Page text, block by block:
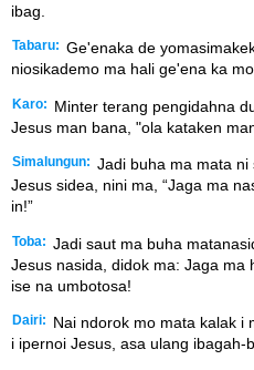
ibag.
Tabaru: Ge'enaka de
niosikademo ma hali ge'ena ka
Karo:
Minter terang pengidahna
Jesus man bana, "ola kataken
Simalungun: Jadi buha ma mata
Jesus sidea, nini ma, “Jaga ma
in!”
Toba: Jadi saut ma buha
Jesus nasida, didok ma: Jaga ma
ise na umbotosa!
Dairi:
Nai ndorok mo mata kalak i
i ipernoi Jesus, asa ulang ibagah-